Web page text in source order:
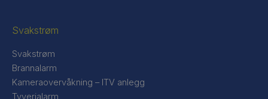
Svakstrøm
Svakstrøm
Brannalarm
Kameraovervåkning – ITV anlegg
Tyverialarm